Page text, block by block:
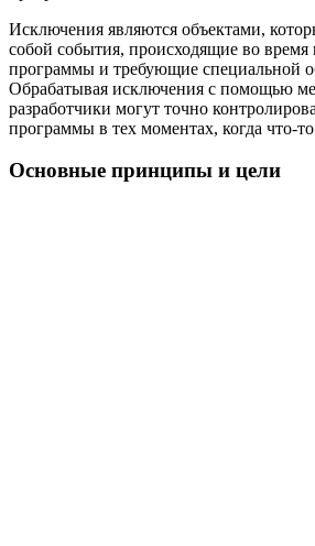
Исключения являются объектами,
собой события, происходящие во
программы и требующие специальной
Обрабатывая исключения с помощью
разработчики могут точно
программы в тех моментах, когда что-
Основные принципы и цели